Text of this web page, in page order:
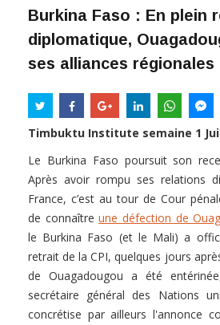
Burkina Faso : En plein
diplomatique,
ses alliances régionales
Timbuktu Institute semaine 1
Le Burkina Faso poursuit son
Après avoir rompu ses relations
France, c’est au tour de Cour
de connaîtreune défection de
le Burkina Faso (et le Mali) a
retrait de la CPI, quelques jours
de Ouagadougou a été
secrétaire général des Nations
concrétise par ailleurs l'annonce